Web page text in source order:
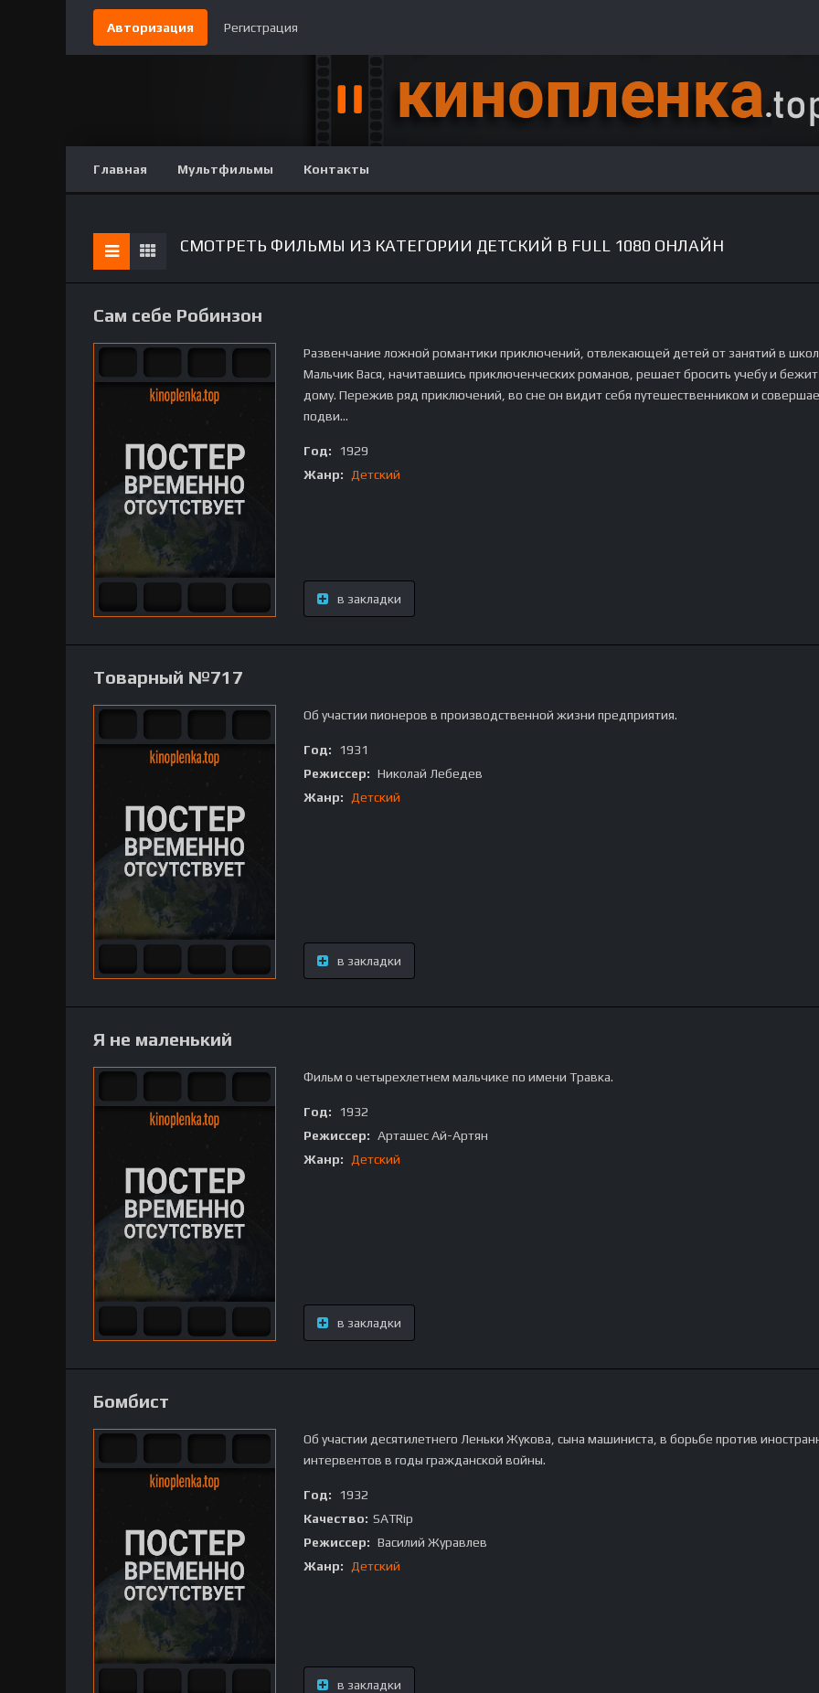
Авторизация Регистрация
Главная Мультфильмы Контакты
СМОТРЕТЬ ФИЛЬМЫ ИЗ КАТЕГОРИИ ДЕТСКИЙ В FULL 1080 ОНЛАЙН
Сам себе Робинзон
Развенчание ложной романтики приключений, отвлекающей детей от занятий в
Мальчик Вася, начитавшись приключенческих романов, решает бросить учебу и
дому. Пережив ряд приключений, во сне он видит себя путешественником и
подви…
Год:
1929
Жанр:
Детский
в закладки
Товарный №717
Об участии пионеров в производственной жизни предприятия.
Год:
1931
Режиссер: Николай Лебедев
Жанр:
Детский
в закладки
Я не маленький
Фильм о четырехлетнем мальчике по имени Травка.
Год:
1932
Режиссер: Арташес Ай-Артян
Жанр:
Детский
в закладки
Бомбист
Об участии десятилетнего Леньки Жукова, сына машиниста, в борьбе против
интервентов в годы гражданской войны.
Год:
1932
Качество: SATRip
Режиссер: Василий Журавлев
Жанр:
Детский
в закладки